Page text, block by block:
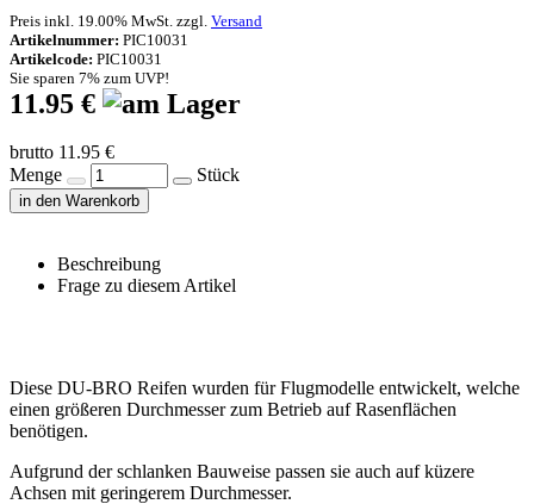
Preis inkl. 19.00% MwSt. zzgl. Versand
Artikelnummer: PIC10031
Artikelcode: PIC10031
Sie sparen 7% zum UVP!
11.95 €
brutto 11.95 €
Menge
Stück
in den Warenkorb
Beschreibung
Frage zu diesem Artikel
Diese DU-BRO Reifen wurden für Flugmodelle entwickelt, welche
einen größeren Durchmesser zum Betrieb auf Rasenflächen
benötigen.
Aufgrund der schlanken Bauweise passen sie auch auf küzere
Achsen mit geringerem Durchmesser.